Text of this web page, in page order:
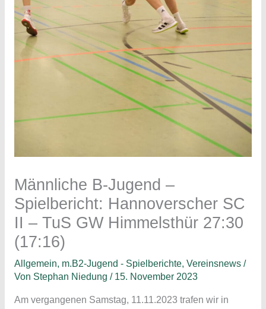
Männliche B-Jugend –
Spielbericht: Hannoverscher SC
II – TuS GW Himmelsthür 27:30
(17:16)
Allgemein, m.B2-Jugend - Spielberichte, Vereinsnews/
Von Stephan Niedung / 15. November 2023
Am vergangenen Samstag, 11.11.2023 trafen wir in